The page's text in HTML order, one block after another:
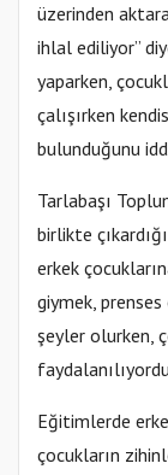
üzerinden
ihlal ediliyor”
yaparken,
çalışırken
bulunduğunu
Tarlabaşı
birlikte
erkek
giymek,
şeyler olurken,
Eğitimlerde
çocukların